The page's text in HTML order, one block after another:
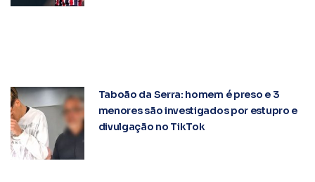
Taboão da Serra: homem é preso e 3
menores são investigados por estupro e
divulgação no TikTok